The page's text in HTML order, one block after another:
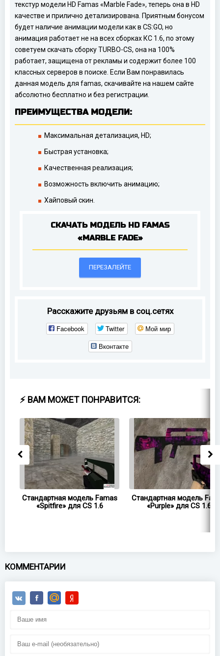
текстур модели HD Famas «Marble Fade», теперь она в HD
качестве и прилично детализирована. Приятным бонусом
будет наличие анимации модели как в CS:GO, но
анимация работает не на всех сборках КС 1.6, по этому
советуем скачать сборку TURBO-CS, она на 100%
работает, защищена от рекламы и содержит более 100
классных серверов в поиске. Если Вам понравилась
данная модель для famas, скачивайте на нашем сайте
абсолютно бесплатно и без регистрации.
ПРЕИМУЩЕСТВА МОДЕЛИ:
Максимальная детализация, HD;
Быстрая установка;
Качественная реализация;
Возможность включить анимацию;
Хайповый скин.
СКАЧАТЬ МОДЕЛЬ HD FAMAS
«MARBLE FADE»
ПЕРЕЗАЛЕЙТЕ
Расскажите друзьям в соц.сетях
Facebook Twitter
Мой мир
Вконтакте
⚡ ВАМ МОЖЕТ ПОНРАВИТСЯ:
Стандартная модель Famas
«Spitfire» для CS 1.6
Стандартная модель
«Purple» для CS 1.6
КОММЕНТАРИИ